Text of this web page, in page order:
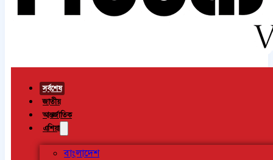
সর্বশেষ
জাতীয়
আন্তর্জাতিক
এশিয়া
বাংলাদেশ